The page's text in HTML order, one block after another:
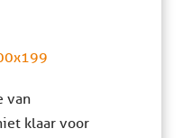
van
klaar voor